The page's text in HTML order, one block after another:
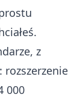
z
rozszerzenie
000